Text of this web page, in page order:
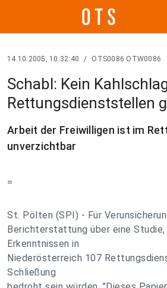
14.10.2005, 10:32:40 / OTS0086 OTW0086
Schabl: Kein
Rettungsdienststellen
Arbeit der Freiwilligen ist im
unverzichtbar
=
St. Pölten (SPI) - Für
Berichterstattung über eine Studie,
Erkenntnissen in
Niederösterreich 107
Schließung